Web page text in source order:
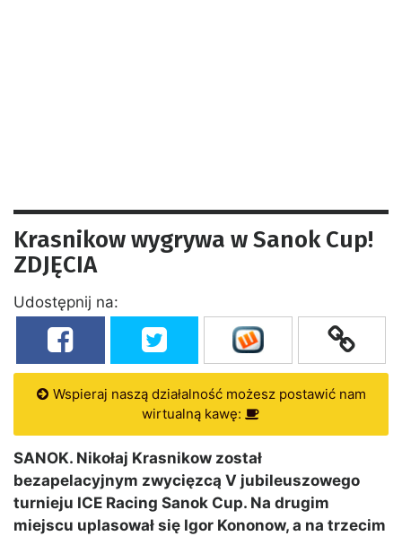
Krasnikow wygrywa w Sanok Cup!
ZDJĘCIA
Udostępnij na:
Wspieraj naszą działalność możesz postawić nam
wirtualną kawę:
SANOK. Nikołaj Krasnikow został
bezapelacyjnym zwycięzcą V jubileuszowego
turnieju ICE Racing Sanok Cup. Na drugim
miejscu uplasował się Igor Kononow, a na trzecim